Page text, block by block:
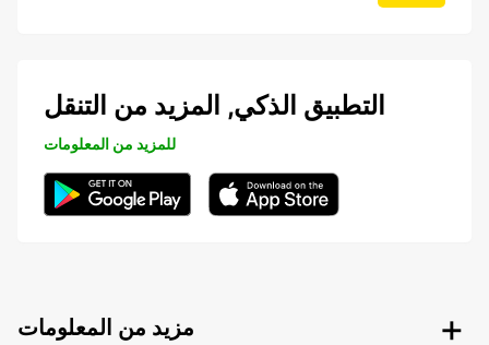
التطبيق الذكي, المزيد من التنقل
للمزيد من المعلومات
مزيد من المعلومات